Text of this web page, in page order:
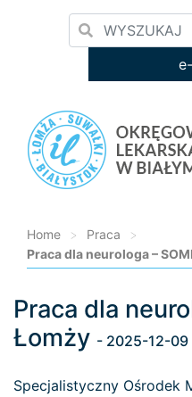
Home > Praca
>
Praca dla neurologa –
Loading...
Praca dla
Łomży - 2025-12-09
Specjalistyczny Ośrodek